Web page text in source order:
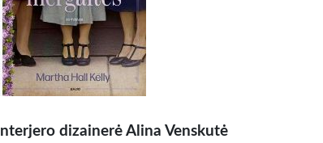
Interjero dizainerė Alina Venskutė